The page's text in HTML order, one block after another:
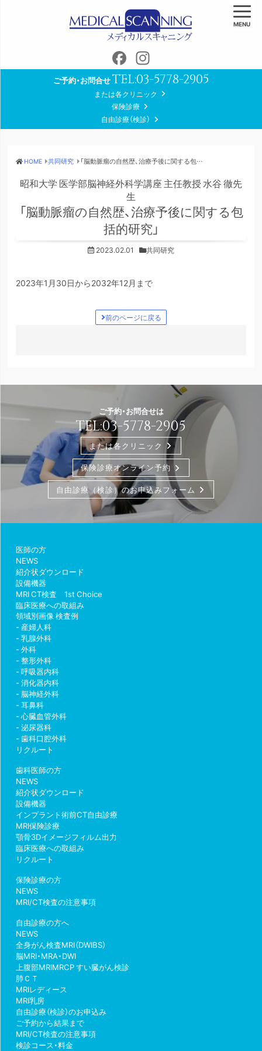
Facebook
ご予約・お問合せTEL:03-5778-2905
または各クリニック
保険診療
自由診療（検診）
MENU
HOME 共同研究 「脳動脈瘤の自然歴、治療予後に関する包括的研究」
昭和大学 医学部脳神経外科学講座 主任教授 水谷 徹先
生
「脳動脈瘤の自然歴、治療予後に関する包
括的研究」
2023.02.01 共同研究
2023年1月30日から2032年12月まで
前のページに戻る
ご予約・お問合せは
TEL:03-5778-2905
または各クリニック
保険診療オンライン予約
自由診療（検診）のお申込みフォーム
医師の方
NEWS
紹介状ダウンロード
設備機器
MRI CT検査 1st Choice
臨床医療への取組み
領域別画像 検査例
産婦人科
乳腺外科
外科
整形外科
呼吸器内科
消化器内科
脳神経外科
耳鼻科
心臓血管外科
泌尿器科
歯科口腔外科
リクルート
歯科医師の方
NEWS
紹介状ダウンロード
設備機器
インプラント術前CT自由診療
MRI保険診療
顎骨3Dイメージフィルム出力
臨床医療への取組み
リクルート
保険診療の方
NEWS
MRI/CT検査の注意事項
自由診療の方へ
NEWS
全身がん検査MRI（DWIBS）
脳MRI・MRA・DWI
上腹部MRIMRCP すい臓がん検診
肺ＣＴ
MRIレディース
MRI乳房
自由診療（検診）のお申込み
ご予約から結果まで
MRI/CT検査の注意事項
検診コース・料金